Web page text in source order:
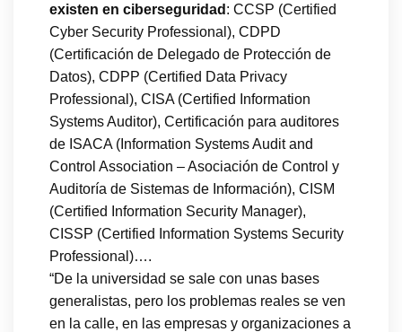
existen en ciberseguridad : CCSP (Certified
Cyber Security Professional), CDPD
(Certificación de Delegado de Protección de
Datos), CDPP (Certified Data Privacy
Professional), CISA (Certified Information
Systems Auditor), Certificación para auditores
de ISACA (Information Systems Audit and
Control Association – Asociación de Control y
Auditoría de Sistemas de Información), CISM
(Certified Information Security Manager),
CISSP (Certified Information Systems Security
Professional)….
“De la universidad se sale con unas bases
generalistas, pero los problemas reales se ven
en la calle, en las empresas y organizaciones a